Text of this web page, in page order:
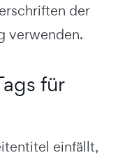
der
verwenden.
für
einfällt,